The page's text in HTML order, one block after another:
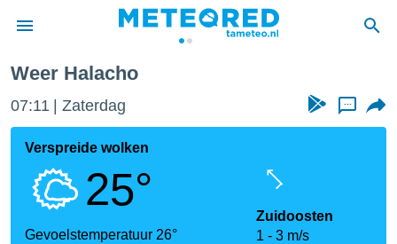
door
verstrekte
hoge
hebt de
voor
Weer Halacho
07:11 Zaterdag ...
Verspreide wolken
25°
Gevoelstemperatuur 26°
Zuidoosten
1
3 m/s